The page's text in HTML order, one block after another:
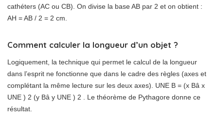
cathéters (AC ou CB). On divise la base AB par 2 et on obtient :
AH = AB / 2 = 2 cm.
Comment calculer la longueur d’un objet ?
Logiquement, la technique qui permet le calcul de la longueur
dans l’esprit ne fonctionne que dans le cadre des règles (axes et
complétant la même lecture sur les deux axes). UNE B = (x Bâ x
UNE ) 2 (y Bâ y UNE ) 2 . Le théorème de Pythagore donne ce
résultat.